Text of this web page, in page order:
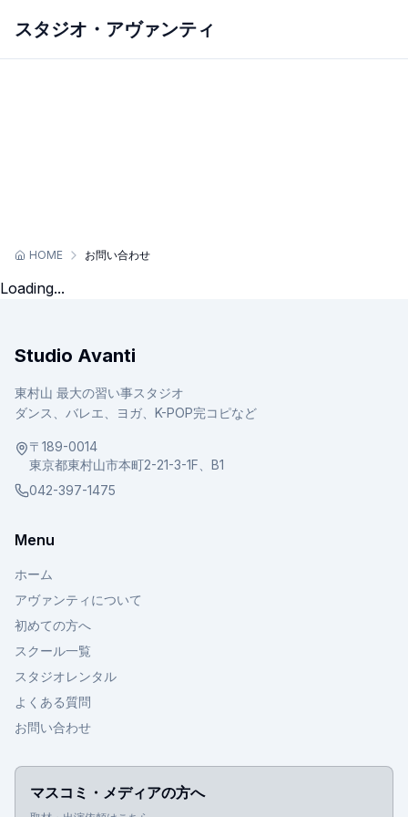
スタジオ・アヴァンティ
ホーム
アヴァンティについて
HOME お問い合わせ
Loading...
Studio Avanti
東村山 最大の習い事スタジオ
ダンス、バレエ、ヨガ、K-POP完コピなど
〒189-0014
東京都東村山市本町2-21-3-1F、B1
042-397-1475
Menu
ホーム
アヴァンティについて
初めての方へ
スクール一覧
スタジオレンタル
よくある質問
お問い合わせ
マスコミ・メディアの方へ